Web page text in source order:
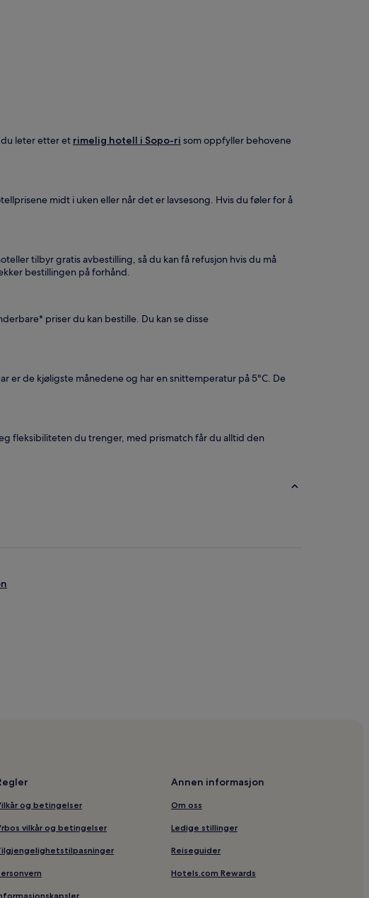
leter etter et rimelig hotell i Sopo-ri som oppfyller behovene
midt i uken eller når det er lavsesong. Hvis du føler for å
tilbyr gratis avbestilling, så du kan få refusjon hvis du må
bestillingen på forhånd.
priser du kan bestille. Du kan se disse
er de kjøligste månedene og har en snittemperatur på 5°C. De
fleksibiliteten du trenger, med prismatch får du alltid den
og betingelser
vilkår og betingelser
Annen informasjon
Om oss
Ledige stillinger
Reiseguider
Hotels.com Rewards